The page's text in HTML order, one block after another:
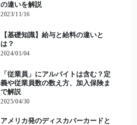
の違いを解説
2023/11/16
【基礎知識】給与と給料の違いと
は？
2024/01/04
「従業員」にアルバイトは含む？定
義や従業員数の数え方、加入保険ま
で解説
2025/04/30
アメリカ発のディスカバーカードと